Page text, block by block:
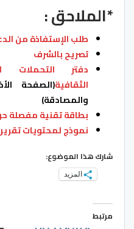
*الملاحق :
طلب الإستفاذة من
تصريح بالشرف
دفتر التحملات
الثقافية(الصفحة
والمصادقة)
بطاقة تقنية مفصلة
نموذج لمحتويات
شارك هذا الموضوع:
المزيد
مرتبط